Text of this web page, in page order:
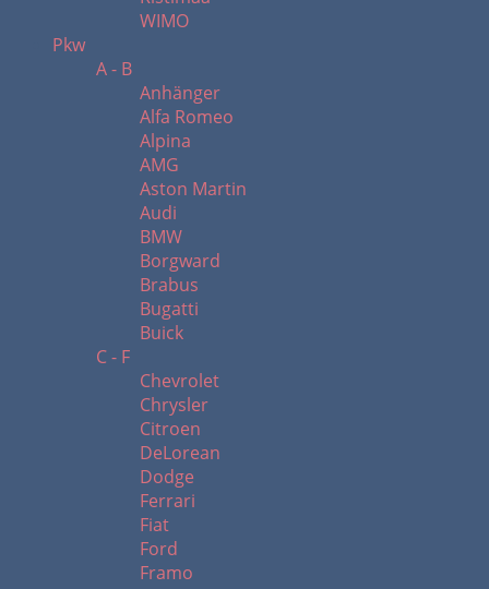
WIMO
Pkw
A - B
Anhänger
Alfa Romeo
Alpina
AMG
Aston Martin
Audi
BMW
Borgward
Brabus
Bugatti
Buick
C - F
Chevrolet
Chrysler
Citroen
DeLorean
Dodge
Ferrari
Fiat
Ford
Framo